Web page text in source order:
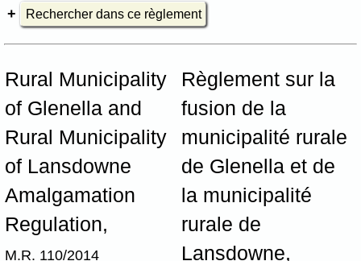
Rechercher dans ce règlement
Rural Municipality
of Glenella and
Rural Municipality
of Lansdowne
Amalgamation
Regulation,
M.R. 110/2014
Règlement sur la
fusion de la
municipalité rurale
de Glenella et de
la municipalité
rurale de
Lansdowne,